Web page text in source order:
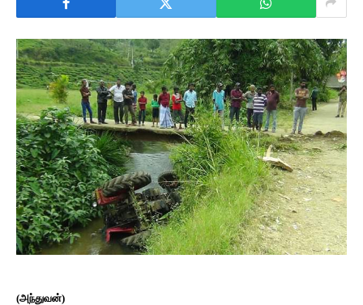
(அந்துவன்)